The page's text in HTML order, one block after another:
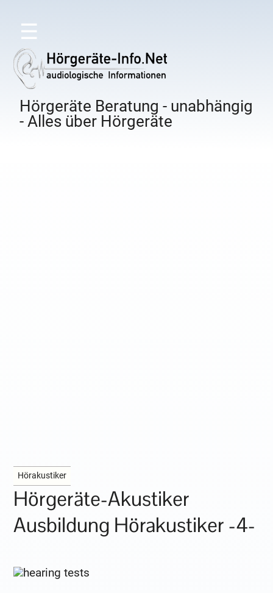
☰
Hörgeräte Beratung - unabhängig
- Alles über Hörgeräte
Hörakustiker
Hörgeräte-Akustiker
Ausbildung Hörakustiker -4-